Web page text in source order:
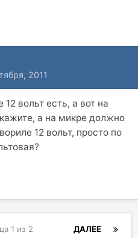
2011
вольт есть, а вот на
а на микре должно
12 вольт, просто по
ДАЛЕЕ
1 из 2